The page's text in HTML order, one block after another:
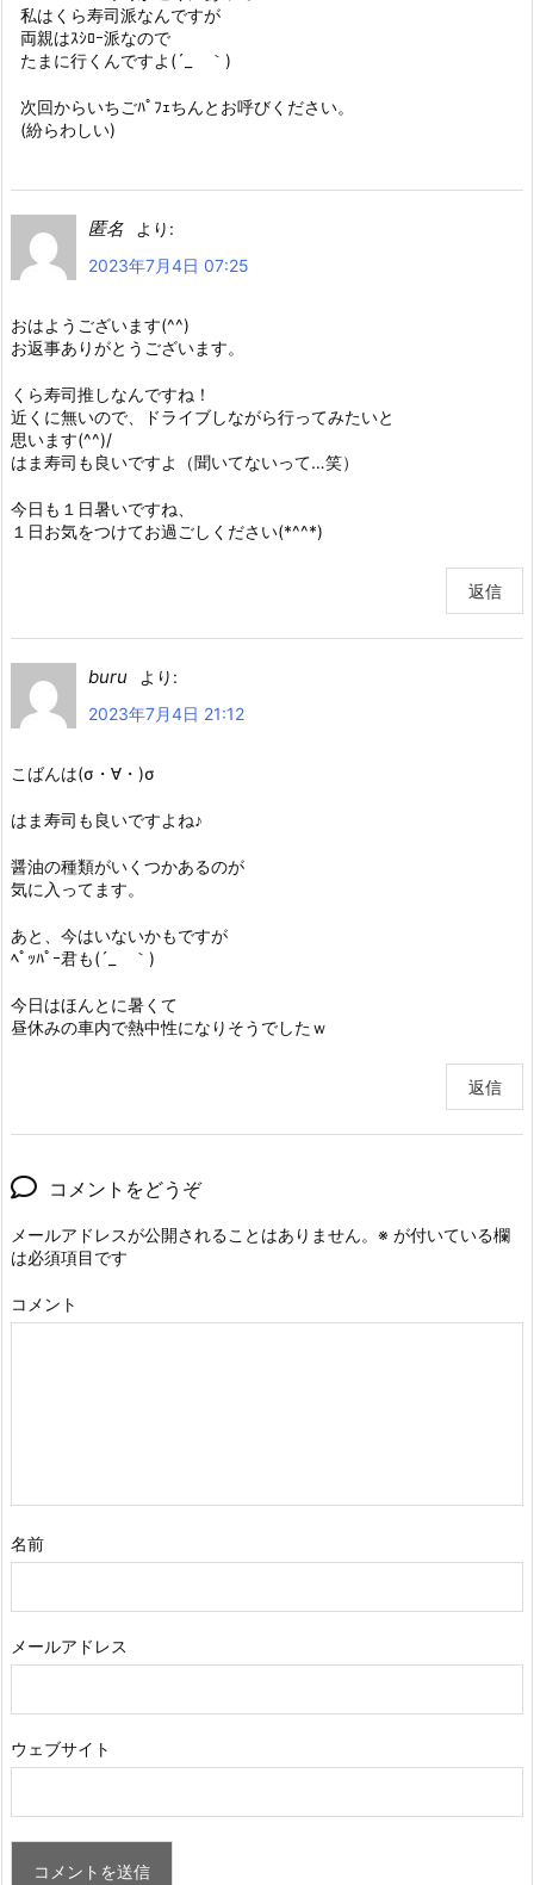
私はくら寿司派なんですが
両親はｽｼﾛｰ派なので
たまに行くんですよ(´_ゝ｀)
次回からいちごﾊﾟﾌｪちんとお呼びください。
(紛らわしい)
匿名
より:
2023年7月4日 07:25
おはようございます(^^)
お返事ありがとうございます。
くら寿司推しなんですね！
近くに無いので、ドライブしながら行ってみたいと
思います(^^)/
はま寿司も良いですよ（聞いてないって…笑）
今日も１日暑いですね、
１日お気をつけてお過ごしください(*^^*)
返信
buru
より:
2023年7月4日 21:12
こばんは(σ・∀・)σ
はま寿司も良いですよね♪
醤油の種類がいくつかあるのが
気に入ってます。
あと、今はいないかもですが
ﾍﾟｯﾊﾟｰ君も(´_ゝ｀)
今日はほんとに暑くて
昼休みの車内で熱中性になりそうでしたｗ
返信
コメントをどうぞ
メールアドレスが公開されることはありません。 ※ が付いている欄
は必須項目です
コメント
名前
メールアドレス
ウェブサイト